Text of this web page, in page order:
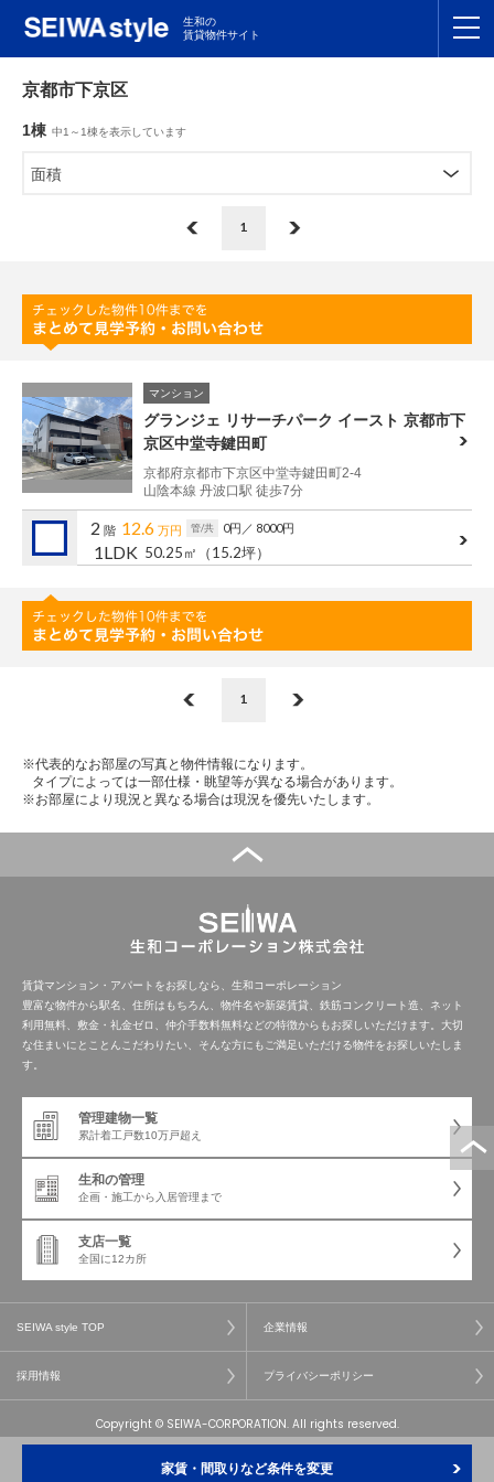
生和の
賃貸物件サイト
TOP
関東TOP
九州TOP
支店一覧
SEIWAの管理
お友達紹介特典
管理建物一覧
採用情報
プライバシー
ポリシー
京都市下京区
1棟 中1～1棟を表示しています
面積
1
マンション
グランジェ リサーチパーク イースト 京都市下
京区中堂寺鍵田町
京都府京都市下京区中堂寺鍵田町2-4
山陰本線 丹波口駅 徒歩7分
2 階 12.6 万円 管/共 0円 ／ 8000円
1LDK 50.25㎡ （15.2坪）
1
※代表的なお部屋の写真と物件情報になります。
タイプによっては一部仕様・眺望等が異なる場合があります。
※お部屋により現況と異なる場合は現況を優先いたします。
賃貸マンション・アパートをお探しなら、生和コーポレーション
豊富な物件から駅名、住所はもちろん、物件名や新築賃貸、鉄筋コンクリート造、ネット
利用無料、敷金・礼金ゼロ、仲介手数料無料などの特徴からもお探しいただけます。大切
な住まいにとことんこだわりたい、そんな方にもご満足いただける物件をお探しいたしま
す。
管理建物一覧
累計着工戸数10万戸超え
生和の管理
企画・施工から 入居管理まで
支店一覧
全国に12カ所
SEIWA style TOP 企業情報
採用情報 プライバシーポリシー
Copyright © SEIWA-CORPORATION. All rights reserved.
家賃・間取りなど条件を変更